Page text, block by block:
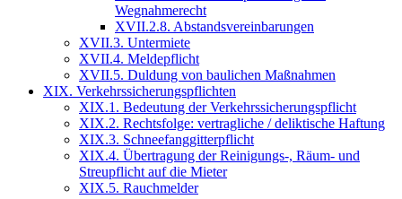
Wegnahmerecht
XVII.2.8. Abstandsvereinbarungen
XVII.3. Untermiete
XVII.4. Meldepflicht
XVII.5. Duldung von baulichen Maßnahmen
XIX. Verkehrssicherungspflichten
XIX.1. Bedeutung der Verkehrssicherungspflicht
XIX.2. Rechtsfolge: vertragliche / deliktische Haftung
XIX.3. Schneefanggitterpflicht
XIX.4. Übertragung der Reinigungs-, Räum- und
Streupflicht auf die Mieter
XIX.5. Rauchmelder